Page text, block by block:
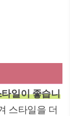
일이 좋습니
스타일을 더